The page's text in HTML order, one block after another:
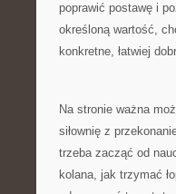
poprawić postawę i
określoną wartość,
konkretne, łatwiej
Na stronie ważna
siłownię z
trzeba zacząć od
kolana, jak trzymać